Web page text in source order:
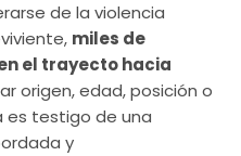
de la violencia
miles de
el trayecto hacia
origen, edad, posición o
es testigo de una
y